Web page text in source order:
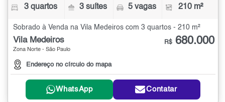
3 quartos 3 suítes 5 vagas 210 m²
Sobrado à Venda na Vila Medeiros com 3 quartos - 210 m²
Vila Medeiros
Zona Norte - São Paulo
Endereço no círculo do mapa
R$ 680.000
WhatsApp Contatar